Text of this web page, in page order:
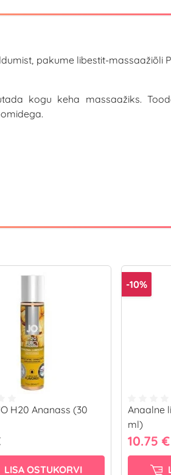
pakume libestit-massaažiõli
kogu keha massaažiks.
H20 Ananass (30
LISA OSTUKORVI
-10%
Anaalne
ml)
10.75 €